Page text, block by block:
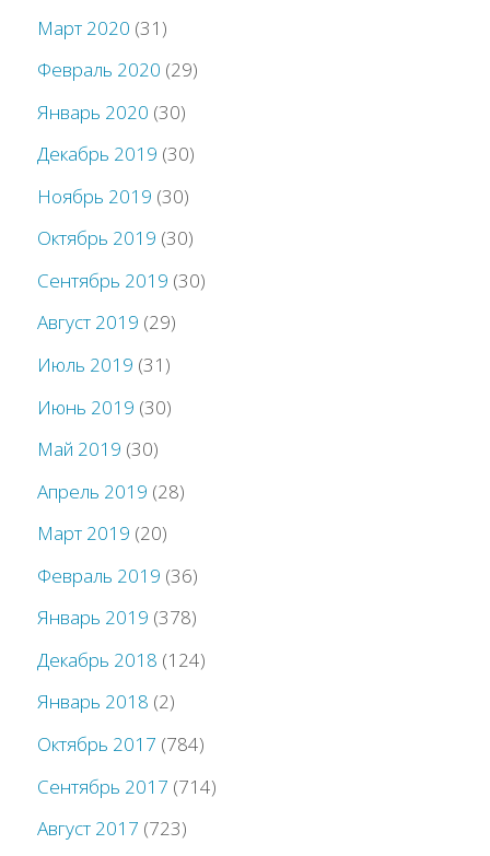
Март 2020 (31)
Февраль 2020 (29)
Январь 2020 (30)
Декабрь 2019 (30)
Ноябрь 2019 (30)
Октябрь 2019 (30)
Сентябрь 2019 (30)
Август 2019 (29)
Июль 2019 (31)
Июнь 2019 (30)
Май 2019 (30)
Апрель 2019 (28)
Март 2019 (20)
Февраль 2019 (36)
Январь 2019 (378)
Декабрь 2018 (124)
Январь 2018 (2)
Октябрь 2017 (784)
Сентябрь 2017 (714)
Август 2017 (723)